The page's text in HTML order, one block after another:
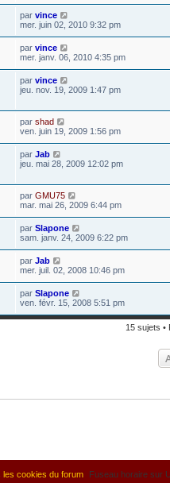
par vince
mer. juin 02, 2010 9:32 pm
par vince
mer. janv. 06, 2010 4:35 pm
par vince
jeu. nov. 19, 2009 1:47 pm
par shad
ven. juin 19, 2009 1:56 pm
par Jab
jeu. mai 28, 2009 12:02 pm
par GMU75
mar. mai 26, 2009 6:44 pm
par Slapone
sam. janv. 24, 2009 6:22 pm
par Jab
mer. juil. 02, 2008 10:46 pm
par Slapone
ven. févr. 15, 2008 5:51 pm
15 sujets •
Fuseau horaire sur
les cookies du forum